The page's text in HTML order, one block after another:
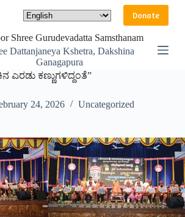
Donate
Shree Gurudevadatta Samsthanam
Dattanjaneya Kshetra, Dakshina
Ganagapura
ಎರಡು ಕಣ್ಣುಗಳಿದ್ದಂತೆ”
24, 2026 Uncategorized